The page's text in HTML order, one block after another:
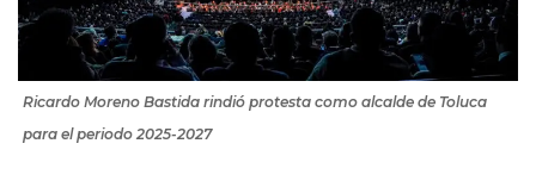
Ricardo Moreno Bastida rindió protesta como alcalde de Toluca
para el periodo 2025-2027